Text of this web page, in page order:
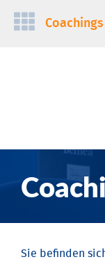
Navigation
Coachings